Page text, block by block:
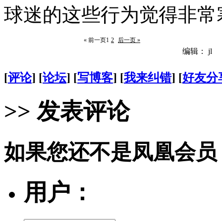
球迷的这些行为觉得非
« 前一页1 2 后一页 »
编辑： jl
[评论] [论坛] [写博客] [我来纠错] [好友分
>> 发表评论
如果您还不是凤凰会
用户：